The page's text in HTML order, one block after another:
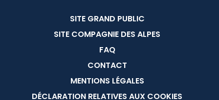
Menu Pied de page
SITE GRAND PUBLIC
SITE COMPAGNIE DES ALPES
FAQ
CONTACT
MENTIONS LÉGALES
DÉCLARATION RELATIVES AUX COOKIES